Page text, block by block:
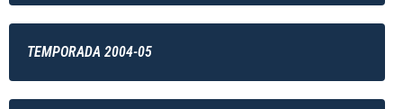
TEMPORADA 2004-05